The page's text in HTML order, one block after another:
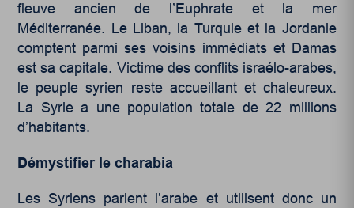
fleuve ancien de l’Euphrate et la mer
Méditerranée. Le Liban, la Turquie et la Jordanie
comptent parmi ses voisins immédiats et Damas
est sa capitale. Victime des conflits israélo-arabes,
le peuple syrien reste accueillant et chaleureux.
La Syrie a une population totale de 22 millions
d’habitants.
Démystifier le charabia
Les Syriens parlent l’arabe et utilisent donc un